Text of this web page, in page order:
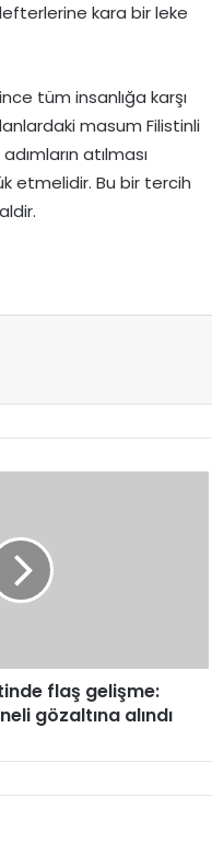
kara bir leke
tüm insanlığa karşı
masum Filistinli
atılması
etmelidir. Bu bir tercih
flaş gelişme:
gözaltına alındı